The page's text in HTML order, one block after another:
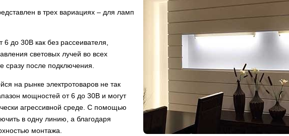
в трех вариациях – для ламп
до 30В как без рассеивателя,
световых лучей во всех
сразу после подключения.
на рынке электротоваров не так
мощностей от 6 до 30В и могут
агрессивной среде. С помощью
в одну линию, а благодаря
монтажа.